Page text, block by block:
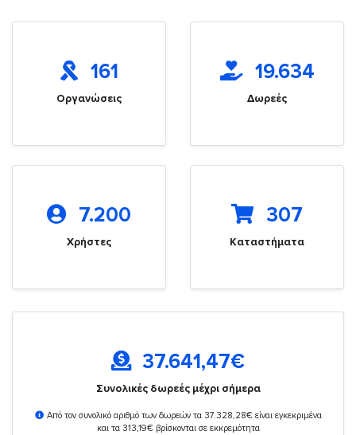
161
Οργανώσεις
19.634
Δωρεές
7.200
Χρήστες
307
Καταστήματα
37.641,47€
Συνολικές δωρεές μέχρι σήμερα
Από τον συνολικό αριθμό των δωρεών τα 37.328,28€ είναι εγκεκριμένα
και τα 313,19€ βρίσκονται σε εκκρεμότητα